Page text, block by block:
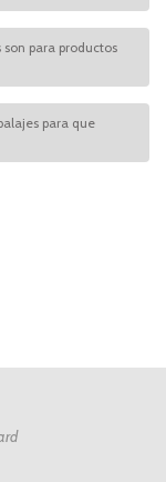
para productos
para que